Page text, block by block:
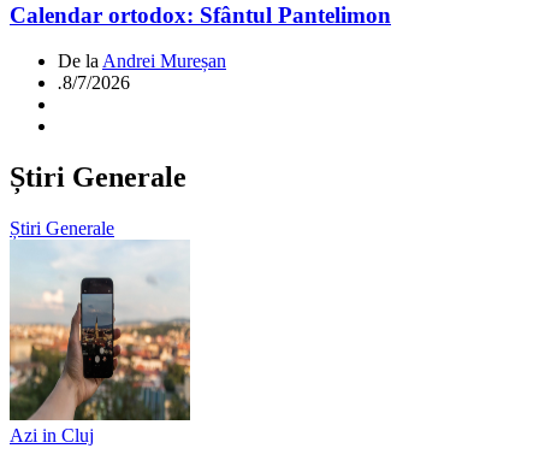
Calendar ortodox: Sfântul Pantelimon
De la Andrei Mureșan
.8/7/2026
Știri Generale
Știri Generale
Azi in Cluj